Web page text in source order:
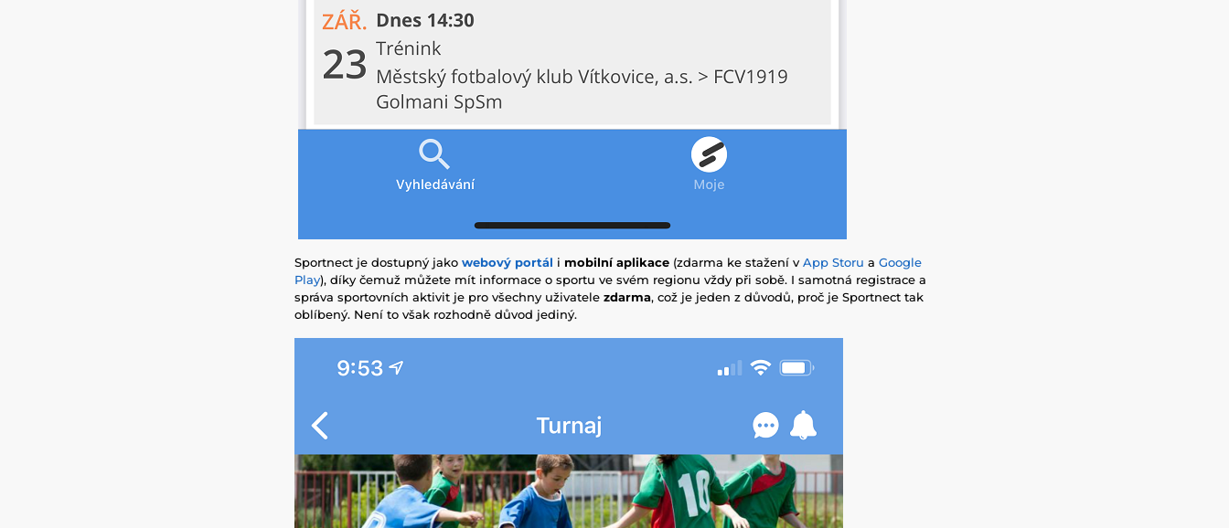
Sportnect je dostupný jako webový portál i mobilní aplikace (zdarma ke stažení v App Storu a Google
Play), díky čemuž můžete mít informace o sportu ve svém regionu vždy při sobě. I samotná registrace a
správa sportovních aktivit je pro všechny uživatele zdarma, což je jeden z důvodů, proč je Sportnect tak
oblíbený. Není to však rozhodně důvod jediný.